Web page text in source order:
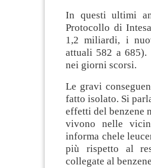
In questi ultimi
Protocollo di
1,2 miliardi, i
attuali 582 a 685).
nei giorni scorsi.
Le gravi
fatto isolato. Si
effetti del benzene
vivono nelle
informa chele
più rispetto al
collegate al